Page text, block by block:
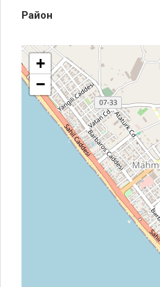
Район
+
−